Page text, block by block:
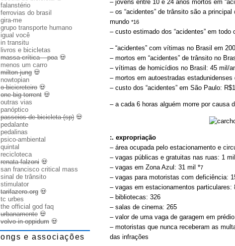
– jovens entre 10 e 24 anos mortos em
– os “acidentes” de trânsito são a
mundo *16
– custo estimado dos “acidentes” em todo
– “acidentes” com vítimas no Brasil em
– mortos em “acidentes” de trânsito no
– vítimas de homicídios no Brasil: 45 mil/
– mortos em autoestradas estadunidenses
– custo dos “acidentes” em São Paulo:
– a cada 6 horas alguém morre por causa
:. expropriação
– área ocupada pelo estacionamento e
– vagas públicas e gratuitas nas ruas: 1
– vagas em Zona Azul: 31 mil *7
– vagas para motoristas com deficiência:
– vagas em estacionamentos particulares:
– bibliotecas: 326
– salas de cinema: 265
– valor de uma vaga de garagem em
– motoristas que nunca receberam as
das infrações
falanstério
ferrovias do brasil
gira-me
grupo transporte humano
igual você
in transitu
livros e bicicletas
massa crítica – poa💀
menos um carro
milton jung 💀
nowtopian
o bicicreteiro 💀
one big torrent 💀
outras vias
panóptico
passeios de bicicleta (sp) 💀
pedalante
pedalinas
psico-ambiental
quintal
recicloteca
renata falzoni 💀
san francisco critical mass
sinal de trânsito
stimulator
tarifazero.org 💀
tc urbes
the official god faq
urbanamente 💀
volvo in oppidum 💀
ongs e associações